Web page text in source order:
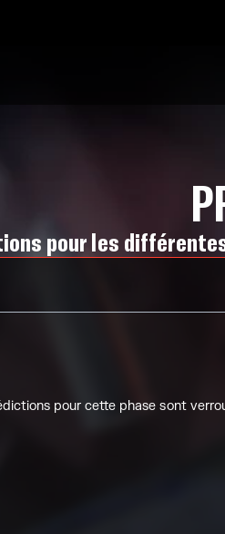
pour les
pour cette phase sont